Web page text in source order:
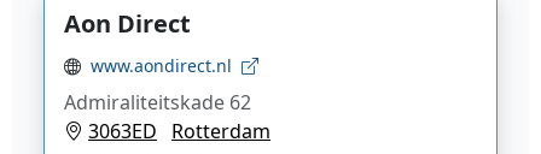
Aon Direct
www.aondirect.nl
Admiraliteitskade 62
3063ED
Rotterdam